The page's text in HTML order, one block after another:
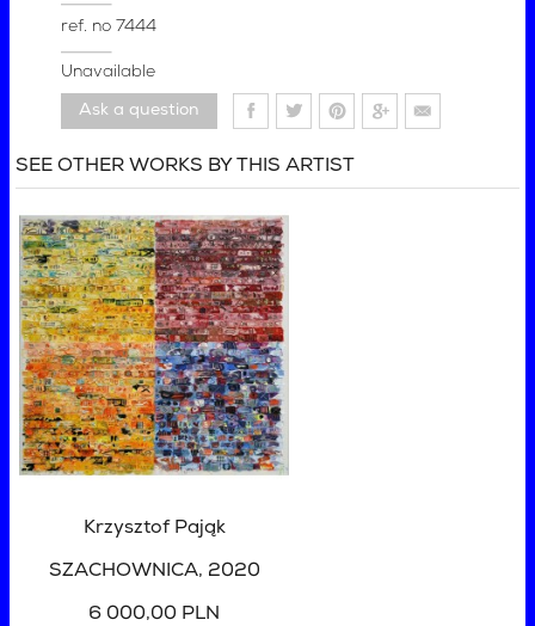
ref. no7444
Unavailable
Ask a question
SEE OTHER WORKS BY THIS ARTIST
Krzysztof Pająk
SZACHOWNICA, 2020
6 000,00 PLN